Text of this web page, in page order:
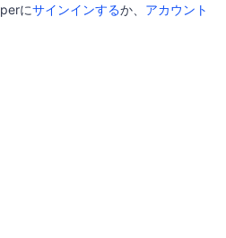
にサインインするか、 アカウント